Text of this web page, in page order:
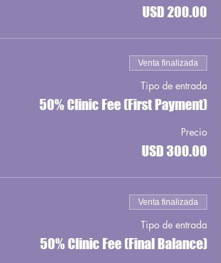
USD 200.00
Venta finalizada
Tipo de entrada
50% Clinic Fee (First Payment)
Precio
USD 300.00
Venta finalizada
Tipo de entrada
50% Clinic Fee (Final Balance)